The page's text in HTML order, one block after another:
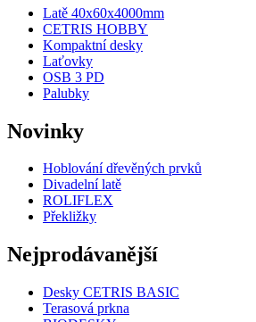
Latě 40x60x4000mm
CETRIS HOBBY
Kompaktní desky
Laťovky
OSB 3 PD
Palubky
Novinky
Hoblování dřevěných prvků
Divadelní latě
ROLIFLEX
Překližky
Nejprodávanější
Desky CETRIS BASIC
Terasová prkna